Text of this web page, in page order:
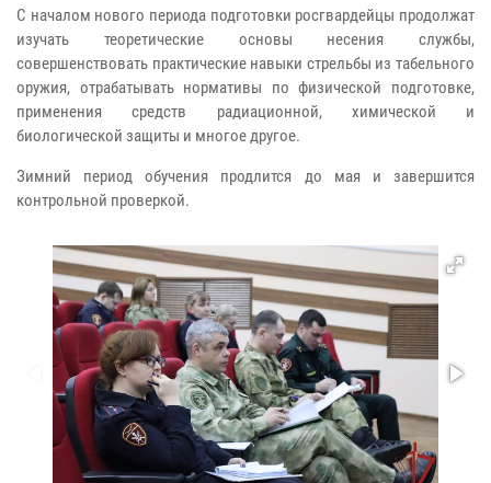
С началом нового периода подготовки росгвардейцы продолжат
изучать теоретические основы несения службы,
совершенствовать практические навыки стрельбы из табельного
оружия, отрабатывать нормативы по физической подготовке,
применения средств радиационной, химической и
биологической защиты и многое другое.
Зимний период обучения продлится до мая и завершится
контрольной проверкой.